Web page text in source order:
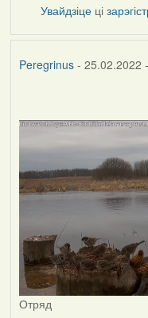
Увайдзіце ці
Peregrinus- 25.02.2022
Отряд